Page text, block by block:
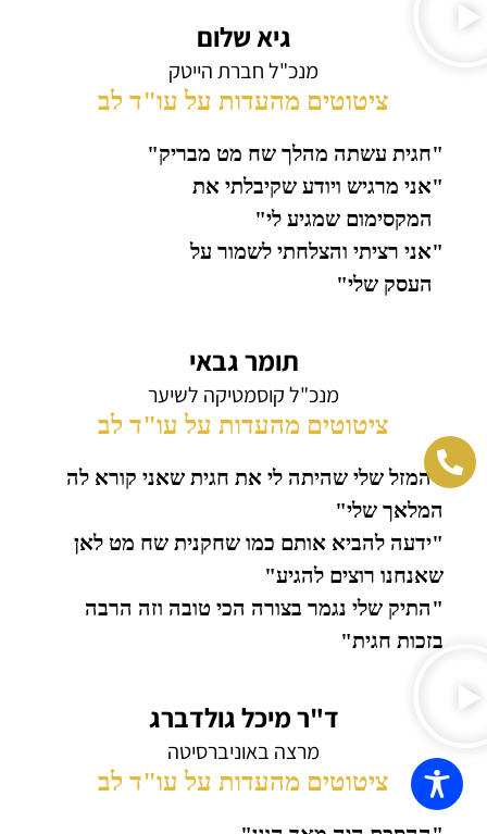
גיא שלום
מנכ"ל חברת הייטק
ציטוטים מהעדות על עו"ד לב
"חגית עשתה מהלך שח מט מבריק"
"אני מרגיש ויודע שקיבלתי את
המקסימום שמגיע לי"
"אני רציתי והצלחתי לשמור על
העסק שלי"
תומר גבאי
מנכ"ל קוסמטיקה לשיער
ציטוטים מהעדות על עו"ד לב
"המזל שלי שהיתה לי את חגית שאני קורא לה
המלאך שלי"
"ידעה להביא אותם כמו שחקנית שח מט לאן
שאנחנו רוצים להגיע"
"התיק שלי נגמר בצורה הכי טובה וזה הרבה
בזכות חגית"
ד"ר מיכל גולדברג
מרצה באוניברסיטה
ציטוטים מהעדות על עו"ד לב